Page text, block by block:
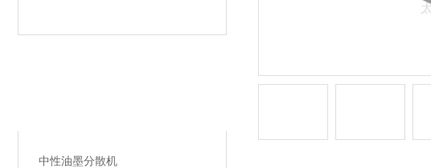
中性油墨分散机